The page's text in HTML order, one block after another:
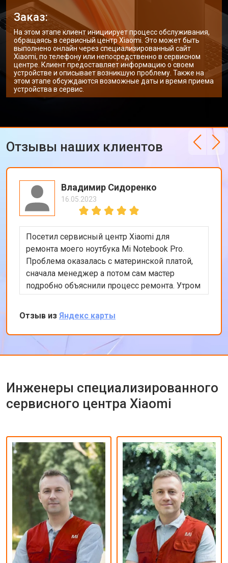
Замена кулера ноутбука Xiaomi Заказать
Замена микрофона
Замена оперативной памяти от 1100 ₽ Заказать
Прошивка BIOS ноутбука Xiaomi от 1500 ₽ Заказать
Замена северного моста от 3500 ₽ Заказать
Заказ:
На этом этапе клиент инициирует процесс обслуживания,
обращаясь в сервисный центр Xiaomi. Это может быть
выполнено онлайн через специализированный сайт
Xiaomi, по телефону или непосредственно в сервисном
центре. Клиент предоставляет информацию о своем
устройстве и описывает возникшую проблему. Также на
этом этапе обсуждаются возможные даты и время приема
устройства в сервис.
Отзывы наших клиентов
Владимир Сидоренко
16.05.2023
Посетил сервисный центр Xiaomi для
ремонта моего ноутбука Mi Notebook Pro.
Проблема оказалась с материнской платой,
сначала менеджер а потом сам мастер
подробно объяснили процесс ремонта. Утром
оставил заявку, в обед курьер приехал и к
вечеру ноутбук был готов-очень быстро.
Впечатлен оперативностью и качеством
ремонта.
Отзыв из Яндекс карты
Инженеры специализированного
сервисного центра Xiaomi